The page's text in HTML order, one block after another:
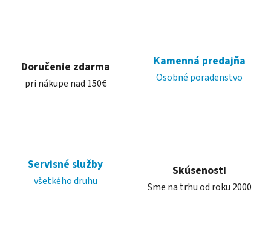
Doručenie zdarma
pri nákupe nad 150€
Kamenná predajňa
Osobné poradenstvo
Servisné služby
všetkého druhu
Skúsenosti
Sme na trhu od roku 2000